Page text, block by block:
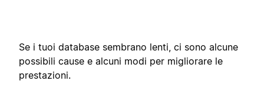
Se i tuoi database sembrano lenti, ci sono alcune
possibili cause e alcuni modi per migliorare le
prestazioni.